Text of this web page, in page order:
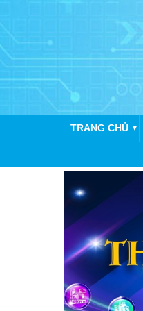
TRANG CHỦ ▼